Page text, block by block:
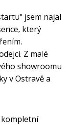
jsem najal
který
Z malé
showroomu
v Ostravě a